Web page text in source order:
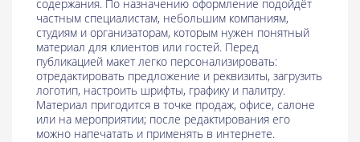
содержания. По назначению оформление подойдёт
частным специалистам, небольшим компаниям,
студиям и организаторам, которым нужен понятный
материал для клиентов или гостей. Перед
публикацией макет легко персонализировать:
отредактировать предложение и реквизиты, загрузить
логотип, настроить шрифты, графику и палитру.
Материал пригодится в точке продаж, офисе, салоне
или на мероприятии; после редактирования его
можно напечатать и применять в интернете.